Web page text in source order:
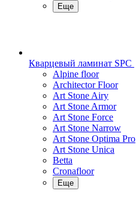
Еще
Кварцевый ламинат SPC
Alpine floor
Architector Floor
Art Stone Airy
Art Stone Armor
Art Stone Force
Art Stone Narrow
Art Stone Optima Pro
Art Stone Unica
Betta
Cronafloor
Еще